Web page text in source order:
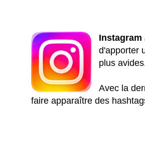
Instagram
d'apporter
plus
Avec la
faire apparaître des